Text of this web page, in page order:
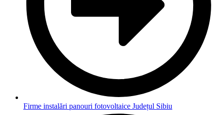
Firme instalări panouri fotovoltaice Județul Sibiu